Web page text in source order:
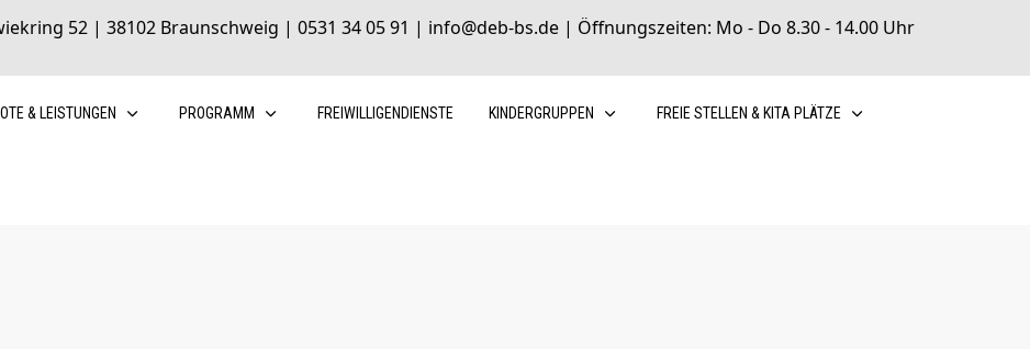
52 | 38102 Braunschweig | 0531 34 05 91 | info@deb-bs.de | Öffnungszeiten: Mo - Do 8.30 - 14.00 Uhr
& LEISTUNGEN PROGRAMM FREIWILLIGENDIENSTE KINDERGRUPPEN FREIE STELLEN & KITA PLÄTZE